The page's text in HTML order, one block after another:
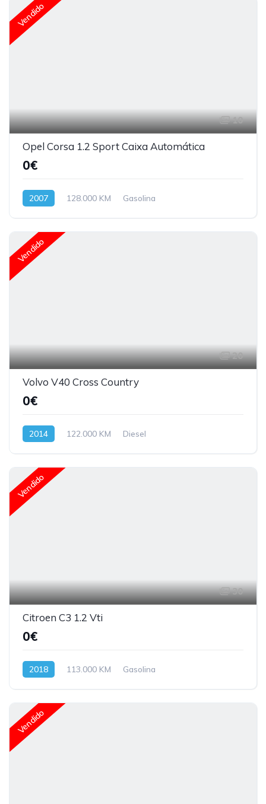
Vendido
10
Opel Corsa 1.2 Sport Caixa Automática
0€
2007 128.000 KM Gasolina
Vendido
20
Volvo V40 Cross Country
0€
2014 122.000 KM Diesel
Vendido
30
Citroen C3 1.2 Vti
0€
2018 113.000 KM Gasolina
Vendido